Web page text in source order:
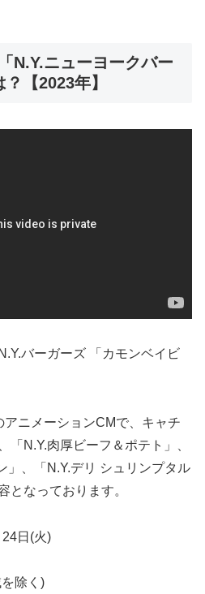
N.Y.ニューヨークバー
【2023年】
バーガーズ 「カモンベイビ
ニメーションCMで、キャチ
「N.Y.肉厚ビーフ＆ポテト」、
」、「N.Y.デリ シュリンプタル
となっております。
日(火)
除く)